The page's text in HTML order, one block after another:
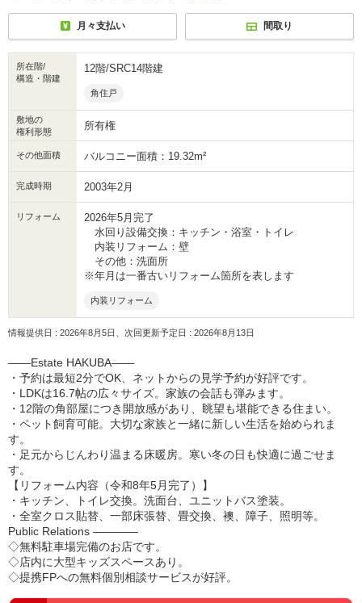
月々支払い 間取り
所在階/
構造・階建
12階/SRC14階建
角住戸
敷地の
権利形態
所有権
その他面積 バルコニー面積：19.32m²
完成時期 2003年2月
リフォーム
2026年5月完了
水回り設備交換：キッチン・浴室・トイレ
内装リフォーム：壁
その他：洗面所
※年月は一番古いリフォーム箇所を表します
内装リフォーム
情報提供日 : 2026年8月5日、次回更新予定日 : 2026年8月13日
――Estate HAKUBA――
・予約は最短2分でOK、ネットからの見学予約が好評です。
・LDKは16.7帖の広々サイズ。家族の会話も弾みます。
・12階の角部屋につき開放感があり、眺望も堪能できる住まい。
・ペット飼育可能。大切な家族と一緒に新しい生活を始められま
す。
・足元からじんわり温まる床暖房。寒い冬の日も快適に過ごせま
す。
【リフォーム内容（令和8年5月完了）】
・キッチン、トイレ交換。洗面台、ユニットバス塗装。
・全室クロス貼替、一部床張替、畳交換、襖、障子、照明等。
Public Relations ――――
◇無料駐車場完備のお店です。
◇店内に大型キッズスペースあり。
◇提携FPへの無料個別相談サービスが好評。